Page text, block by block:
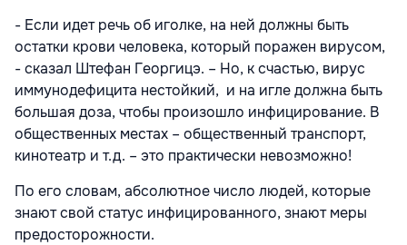
- Если идет речь об иголке, на ней должны быть
остатки крови человека, который поражен вирусом,
- сказал Штефан Георгицэ. – Но, к счастью, вирус
иммунодефицита нестойкий, и на игле должна быть
большая доза, чтобы произошло инфицирование. В
общественных местах – общественный транспорт,
кинотеатр и т.д. – это практически невозможно!
По его словам, абсолютное число людей, которые
знают свой статус инфицированного, знают меры
предосторожности.